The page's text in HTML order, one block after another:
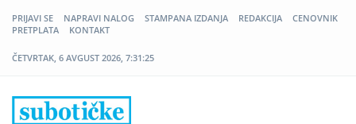
PRIJAVI SE NAPRAVI NALOG STAMPANA IZDANJA REDAKCIJA
CENOVNIK
PRETPLATA
KONTAKT
ČETVRTAK, 6 AVGUST 2026, 7:31:25